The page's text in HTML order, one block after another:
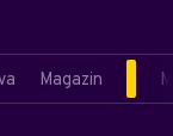
Magazin